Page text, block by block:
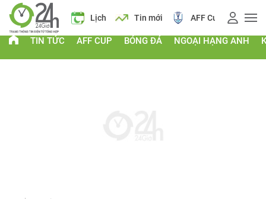
Giá vàng Lịch Tin mới AFF Cup Điểm
TIN TỨC AFF CUP BÓNG ĐÁ NGOẠI HẠNG ANH